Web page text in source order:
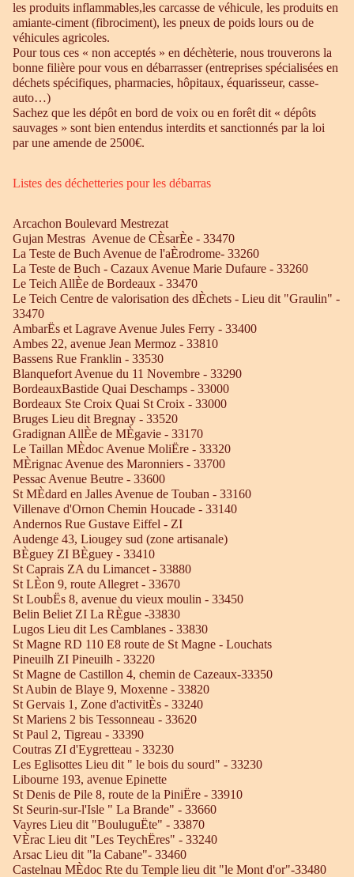
les produits inflammables,les carcasse de véhicule, les produits en
amiante-ciment (fibrociment), les pneux de poids lours ou de
véhicules agricoles.
Pour tous ces « non acceptés » en déchèterie, nous trouverons la
bonne filière pour vous en débarrasser (entreprises spécialisées en
déchets spécifiques, pharmacies, hôpitaux, équarisseur, casse-
auto…)
Sachez que les dépôt en bord de voix ou en forêt dit « dépôts
sauvages » sont bien entendus interdits et sanctionnés par la loi
par une amende de 2500€.
Listes des déchetteries pour les débarras
Arcachon Boulevard Mestrezat
Gujan Mestras Avenue de CÈsarÈe - 33470
La Teste de Buch Avenue de l'aÈrodrome- 33260
La Teste de Buch - Cazaux Avenue Marie Dufaure - 33260
Le Teich AllÈe de Bordeaux - 33470
Le Teich Centre de valorisation des dÈchets - Lieu dit "Graulin" -
33470
AmbarËs et Lagrave Avenue Jules Ferry - 33400
Ambes 22, avenue Jean Mermoz - 33810
Bassens Rue Franklin - 33530
Blanquefort Avenue du 11 Novembre - 33290
BordeauxBastide Quai Deschamps - 33000
Bordeaux Ste Croix Quai St Croix - 33000
Bruges Lieu dit Bregnay - 33520
Gradignan AllÈe de MÈgavie - 33170
Le Taillan MÈdoc Avenue MoliËre - 33320
MÈrignac Avenue des Maronniers - 33700
Pessac Avenue Beutre - 33600
St MÈdard en Jalles Avenue de Touban - 33160
Villenave d'Ornon Chemin Houcade - 33140
Andernos Rue Gustave Eiffel - ZI
Audenge 43, Liougey sud (zone artisanale)
BÈguey ZI BÈguey - 33410
St Caprais ZA du Limancet - 33880
St LÈon 9, route Allegret - 33670
St LoubËs 8, avenue du vieux moulin - 33450
Belin Beliet ZI La RÈgue -33830
Lugos Lieu dit Les Camblanes - 33830
St Magne RD 110 E8 route de St Magne - Louchats
Pineuilh ZI Pineuilh - 33220
St Magne de Castillon 4, chemin de Cazeaux-33350
St Aubin de Blaye 9, Moxenne - 33820
St Gervais 1, Zone d'activitÈs - 33240
St Mariens 2 bis Tessonneau - 33620
St Paul 2, Tigreau - 33390
Coutras ZI d'Eygretteau - 33230
Les Eglisottes Lieu dit " le bois du sourd" - 33230
Libourne 193, avenue Epinette
St Denis de Pile 8, route de la PiniËre - 33910
St Seurin-sur-l'Isle " La Brande" - 33660
Vayres Lieu dit "BouluguËte" - 33870
VÈrac Lieu dit "Les TeychËres" - 33240
Arsac Lieu dit "la Cabane"- 33460
Castelnau MÈdoc Rte du Temple lieu dit "le Mont d'or"-33480